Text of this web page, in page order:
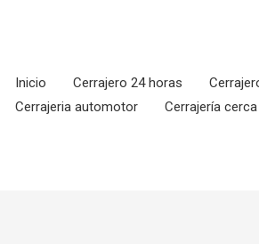
Inicio
Cerrajero 24 horas
Cerrajeria automotor
Cerrajería